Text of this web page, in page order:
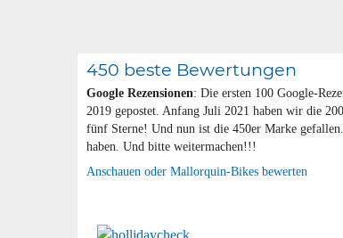
450 beste Bewertungen
Google Rezensionen: Die ersten 100 Google-
2019 gepostet. Anfang Juli 2021 haben wir die
fünf Sterne! Und nun ist die 450er Marke
haben. Und bitte weitermachen!!!
Anschauen oder Mallorquin-Bikes bewerten